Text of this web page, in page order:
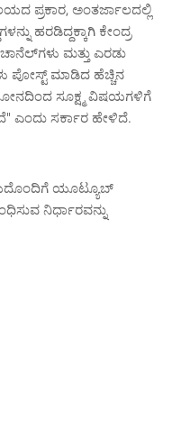
ಪ್ರಕಾರ, ಅಂತರ್ಜಾಲದಲ್ಲಿ
ಹರಡಿದ್ದಕ್ಕಾಗಿ ಕೇಂದ್ರ
ಮತ್ತು ಎರಡು
ಪೋಸ್ಟ್ ಮಾಡಿದ ಹೆಚ್ಚಿನ
ಸೂಕ್ಷ್ಮ ವಿಷಯಗಳಿಗೆ
ಎಂದು ಸರ್ಕಾರ ಹೇಳಿದೆ.
ಯೂಟ್ಯೂಬ್
ನಿರ್ಧಾರವನ್ನು